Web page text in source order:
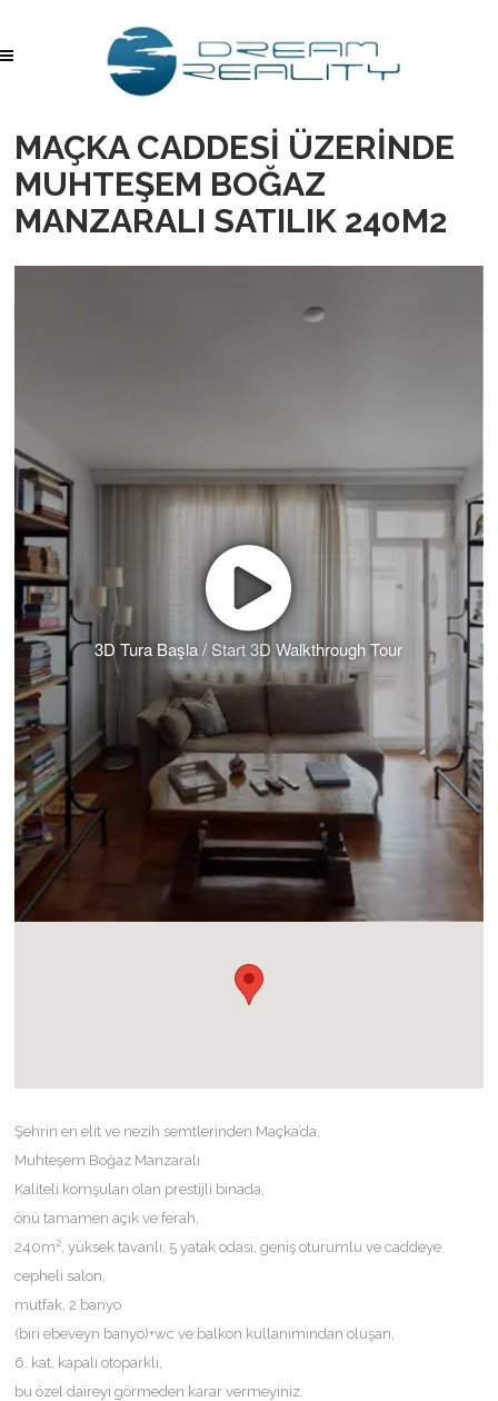
MAÇKA CADDESİ ÜZERİNDE
MUHTEŞEM BOĞAZ
MANZARALI SATILIK 240M2
3D Tura Başla / Start 3D Walkthrough Tour
Şehrin en elit ve nezih semtlerinden Maçka’da,
Muhteşem Boğaz Manzaralı
Kaliteli komşuları olan prestijli binada,
önü tamamen açık ve ferah,
240m², yüksek tavanlı, 5 yatak odası, geniş oturumlu ve caddeye
cepheli salon,
mutfak, 2 banyo
(biri ebeveyn banyo)+wc ve balkon kullanımından oluşan,
6. kat, kapalı otoparklı,
bu özel daireyi görmeden karar vermeyiniz.